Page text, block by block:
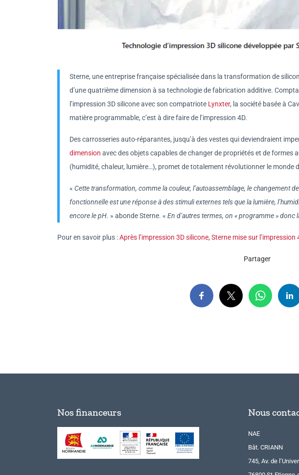
Sterne, une entreprise française spécialisée dans la transformation de
d’une quatrième dimension à sa technologie de fabrication additive.
l’impression 3D silicone avec son compatriote Lynxter, la société basée à
matière programmable, c’est à dire faire de l’impression 4D.
Des carrosseries auto-réparantes, jusqu’à des vestes qui deviendraient
dimension avec des objets capables de changer de propriétés et de formes
(humidité, chaleur, lumière…), promet de totalement révolutionner le monde
« Cette transformation, comme la couleur, l’autoassemblage, le changement
fonctionnelle est une réponse à des stimuli externes tels que la lumière,
encore le pH. » abonde Sterne. « En d’autres termes, on « programme » donc
Pour en savoir plus :Après l’impression 3D silicone, Sterne mise sur l’impression
Partager
Nos financeurs Nous
NAE
Bât. CRIANN
745, Av. de